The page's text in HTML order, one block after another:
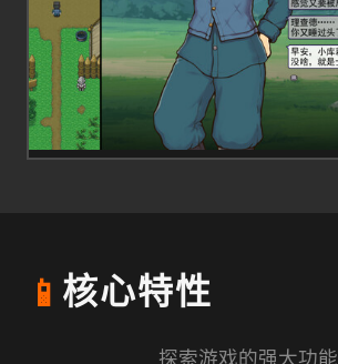
📱 核心特性
探索游戏的强大功能